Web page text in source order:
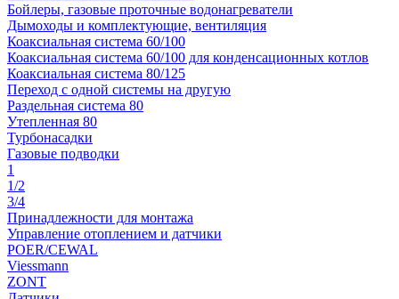
Бойлеры, газовые проточные водонагреватели
Дымоходы и комплектующие, вентиляция
Коаксиальная система 60/100
Коаксиальная система 60/100 для конденсационных котлов
Коаксиальная система 80/125
Переход с одной системы на другую
Раздельная система 80
Утепленная 80
Турбонасадки
Газовые подводки
1
1/2
3/4
Принадлежности для монтажа
Управление отоплением и датчики
POER/CEWAL
Viessmann
ZONT